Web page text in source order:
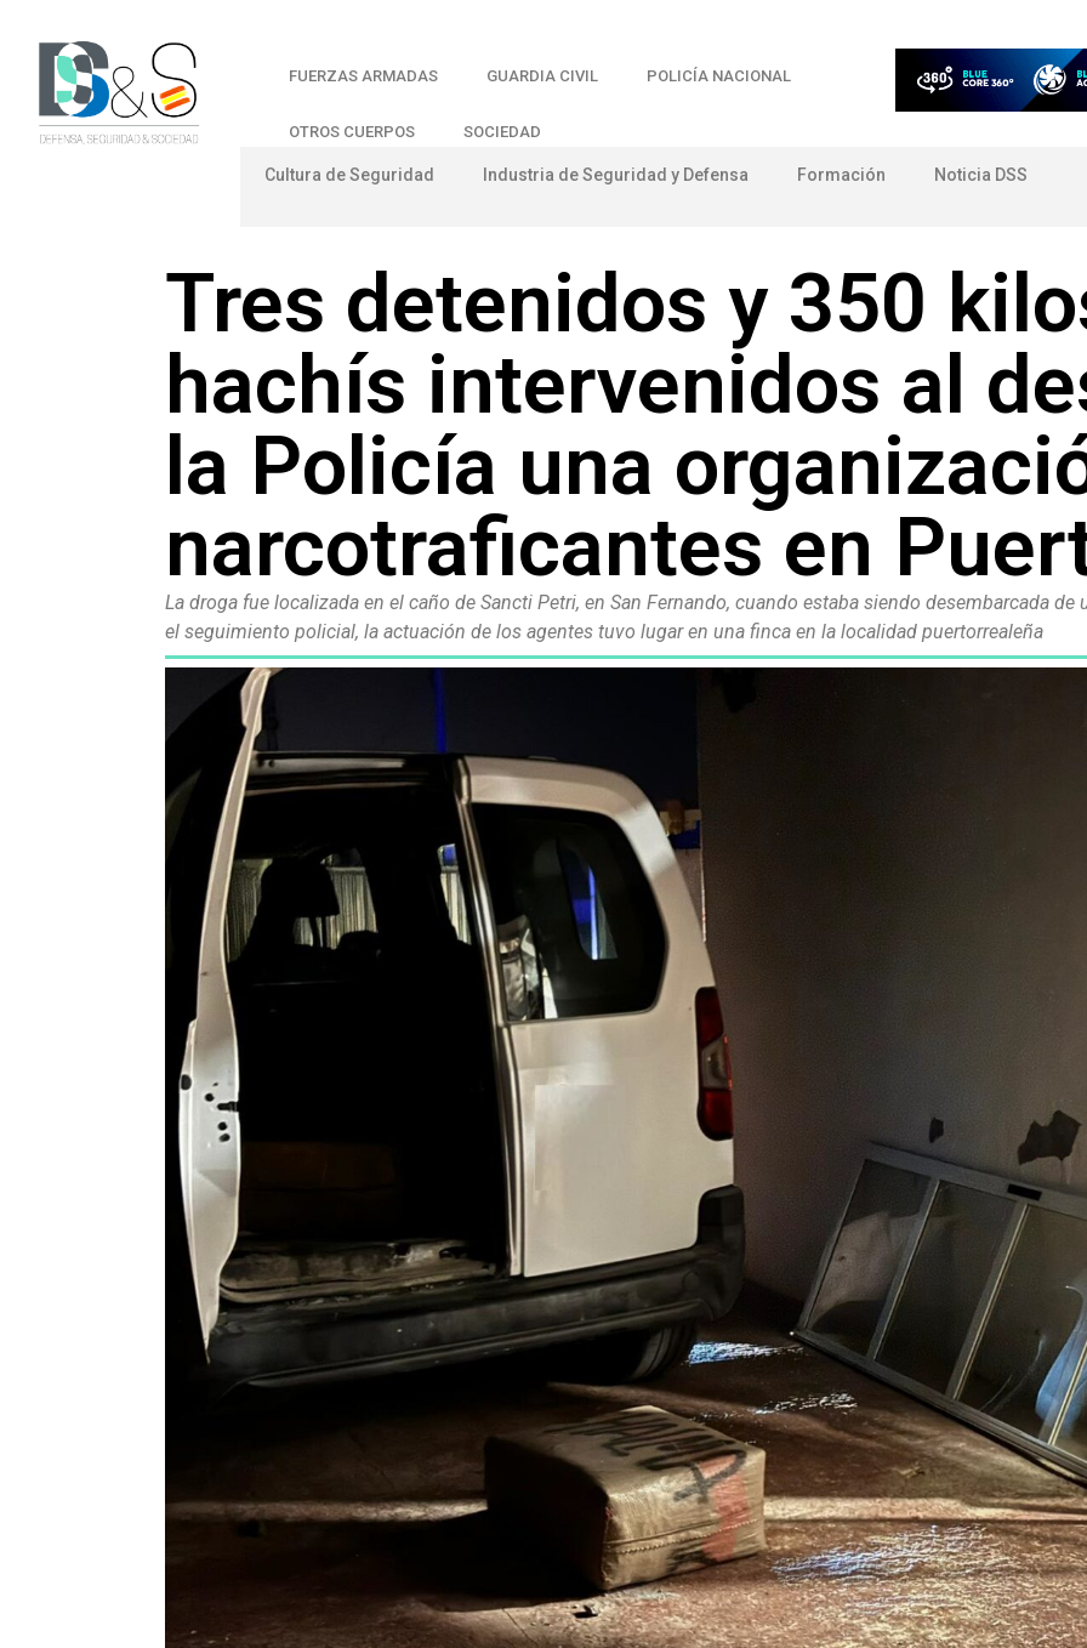
FUERZAS ARMADAS GUARDIA CIVIL POLICÍA NACIONAL
OTROS CUERPOS SOCIEDAD
Cultura de Seguridad Industria de Seguridad y Defensa Formación Noticia DSS
Tres detenidos y 350
hachís intervenidos al
la Policía una
narcotraficantes en
La droga fue localizada en el caño de Sancti Petri, en San Fernando, cuando estaba siendo desembarcada de
el seguimiento policial, la actuación de los agentes tuvo lugar en una finca en la localidad puertorrealeña